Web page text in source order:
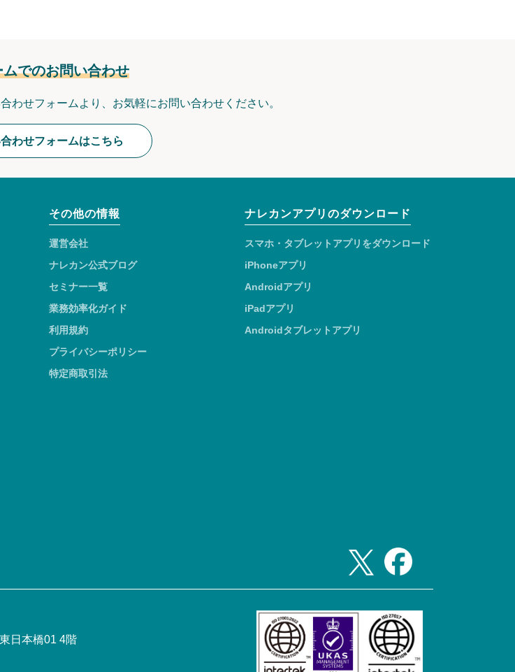
ムでのお問い合わせ
わせフォームより、 お気軽にお問い合わせください。
わせフォームはこちら
その他の情報
運営会社
ナレカン公式ブログ
セミナー一覧
業務効率化ガイド
利用規約
プライバシーポリシー
特定商取引法
ナレカンアプリのダウンロード
スマホ・タブレットアプリをダウンロード
iPhoneアプリ
Androidアプリ
iPadアプリ
Androidタブレットアプリ
日本橋01 4階